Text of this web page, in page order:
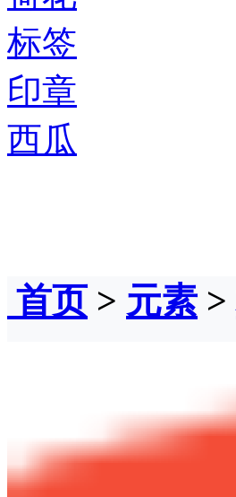
标签
印章
西瓜
首页> 元素 >